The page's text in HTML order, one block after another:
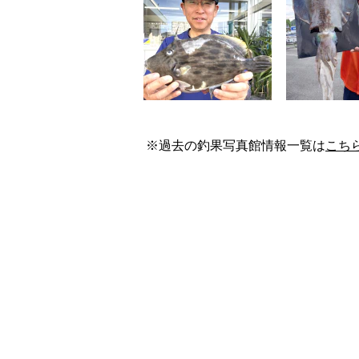
※過去の釣果写真館情報一覧はこち